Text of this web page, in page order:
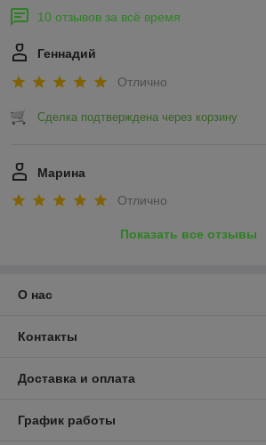
10 отзывов за всё время
Геннадий
Отлично
Сделка подтверждена через корзину
Марина
Отлично
Показать все отзывы
О нас
Контакты
Доставка и оплата
График работы